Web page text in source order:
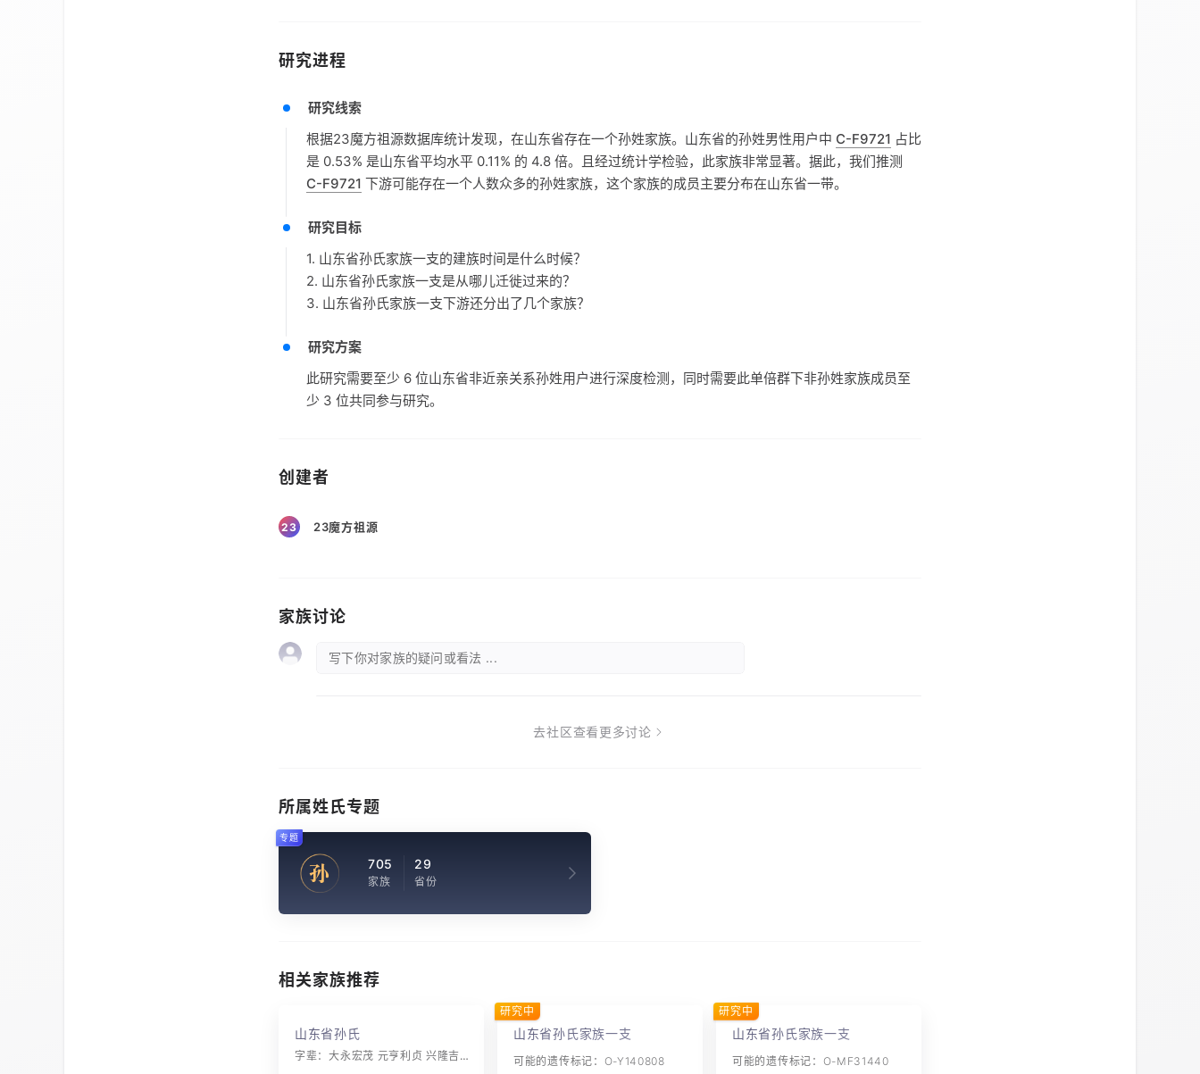
研究进程
研究线索
根据23魔方祖源数据库统计发现，在山东省存在一个孙姓家族。山东省的孙姓男性用户中 C-F9721 占比
是 0.53% 是山东省平均水平 0.11% 的 4.8 倍。且经过统计学检验，此家族非常显著。据此，我们推测
C-F9721 下游可能存在一个人数众多的孙姓家族，这个家族的成员主要分布在山东省一带。
研究目标
1. 山东省孙氏家族一支的建族时间是什么时候？
2. 山东省孙氏家族一支是从哪儿迁徙过来的？
3. 山东省孙氏家族一支下游还分出了几个家族？
研究方案
此研究需要至少 6 位山东省非近亲关系孙姓用户进行深度检测，同时需要此单倍群下非孙姓家族成员至
少 3 位共同参与研究。
创建者
23 23魔方祖源
家族讨论
写下你对家族的疑问或看法 ...
去社区查看更多讨论
所属姓氏专题
孙 705
家族
29
省份
专题
相关家族推荐
山东省孙氏
字辈：大永宏茂 元亨利贞 兴隆吉庆 昭远振武 承先启后 世代克昌 平治修齐 子嗣长守
山东省孙氏家族一支
可能的遗传标记：O-Y140808
研究中
山东省孙氏家族一支
可能的遗传标记：O-MF31440
研究中